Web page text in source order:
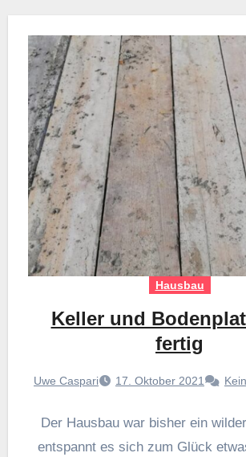
Hausbau
Keller und
fertig
Uwe Caspari 17. Oktober 2021
Der Hausbau war bisher ein
entspannt es sich zum Glück